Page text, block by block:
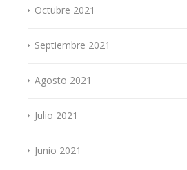
Octubre 2021
Septiembre 2021
Agosto 2021
Julio 2021
Junio 2021